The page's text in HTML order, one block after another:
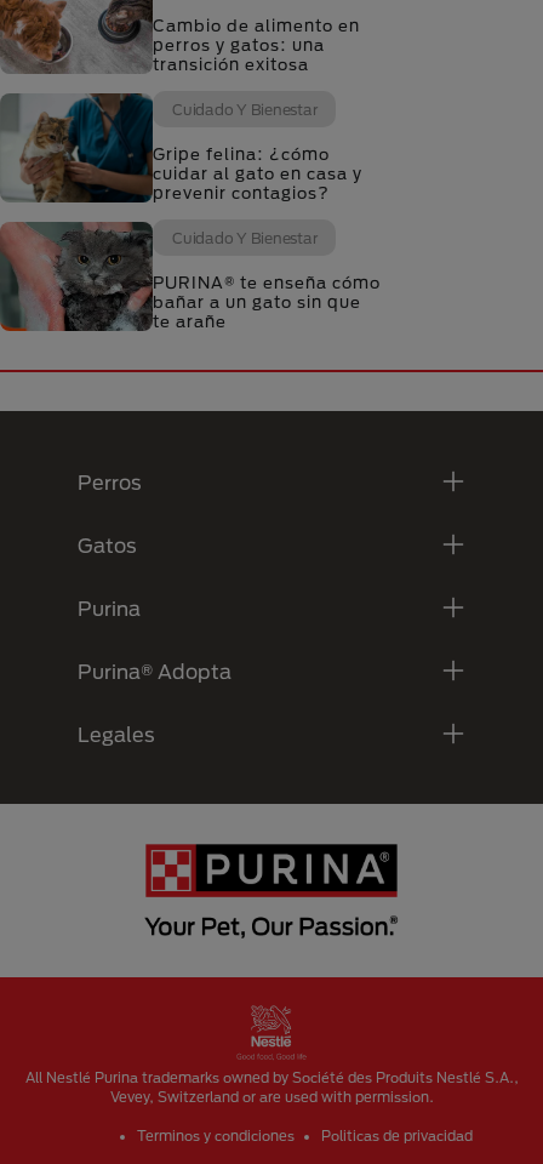
Cambio de alimento en
perros y gatos: una
transición exitosa
Cuidado Y Bienestar
Gripe felina: ¿cómo
cuidar al gato en casa y
prevenir contagios?
Cuidado Y Bienestar
PURINA® te enseña cómo
bañar a un gato sin que
te arañe
Perros
Gatos
Purina
Purina® Adopta
Legales
All Nestlé Purina trademarks owned by Société des Produits Nestlé S.A.,
Vevey, Switzerland or are used with permission.
Terminos y condiciones Politicas de privacidad